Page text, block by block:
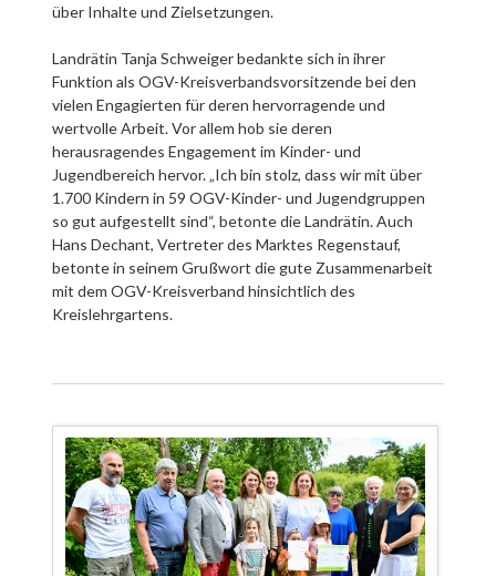
über Inhalte und Zielsetzungen.
Landrätin Tanja Schweiger bedankte sich in ihrer
Funktion als OGV-Kreisverbandsvorsitzende bei den
vielen Engagierten für deren hervorragende und
wertvolle Arbeit. Vor allem hob sie deren
herausragendes Engagement im Kinder- und
Jugendbereich hervor. „Ich bin stolz, dass wir mit über
1.700 Kindern in 59 OGV-Kinder- und Jugendgruppen
so gut aufgestellt sind“, betonte die Landrätin. Auch
Hans Dechant, Vertreter des Marktes Regenstauf,
betonte in seinem Grußwort die gute Zusammenarbeit
mit dem OGV-Kreisverband hinsichtlich des
Kreislehrgartens.